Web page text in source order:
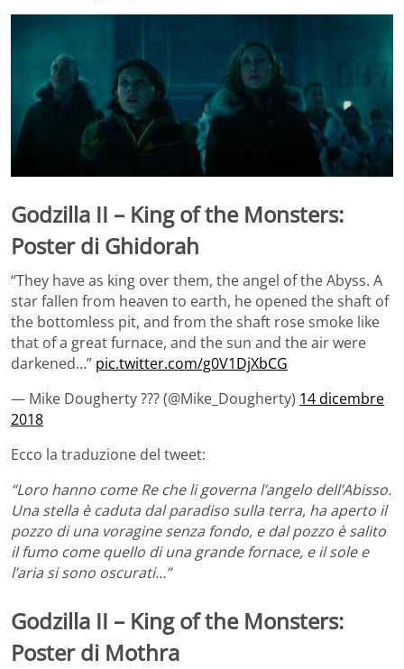
Godzilla II – King of the Monsters:
Poster di Ghidorah
“They have as king over them, the angel of the Abyss. A
star fallen from heaven to earth, he opened the shaft of
the bottomless pit, and from the shaft rose smoke like
that of a great furnace, and the sun and the air were
darkened…” pic.twitter.com/g0V1DjXbCG
— Mike Dougherty ??? (@Mike_Dougherty) 14 dicembre
2018
Ecco la traduzione del tweet:
“Loro hanno come Re che li governa l’angelo dell’Abisso.
Una stella è caduta dal paradiso sulla terra, ha aperto il
pozzo di una voragine senza fondo, e dal pozzo è salito
il fumo come quello di una grande fornace, e il sole e
l’aria si sono oscurati…”
Godzilla II – King of the Monsters:
Poster di Mothra